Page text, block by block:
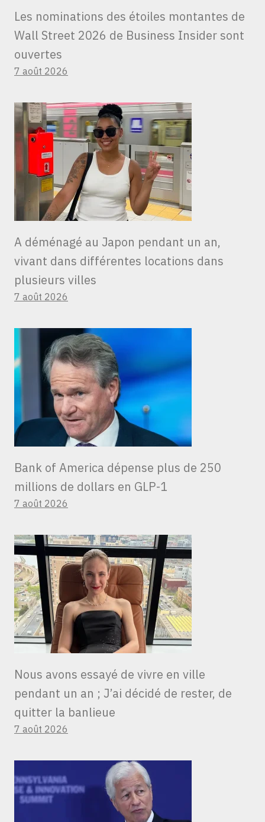
Les nominations des étoiles montantes de
Wall Street 2026 de Business Insider sont
ouvertes
7 août 2026
A déménagé au Japon pendant un an,
vivant dans différentes locations dans
plusieurs villes
7 août 2026
Bank of America dépense plus de 250
millions de dollars en GLP-1
7 août 2026
Nous avons essayé de vivre en ville
pendant un an ; J’ai décidé de rester, de
quitter la banlieue
7 août 2026